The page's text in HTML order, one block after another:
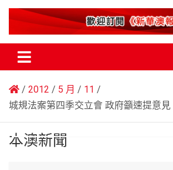
新華澳報
2012 5 月
11
城規法案第四季交立會 政府籲速提意見
本澳新聞